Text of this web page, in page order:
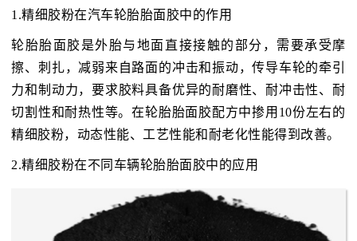
1.精细胶粉在汽车轮胎胎面胶中的作用
轮胎胎面胶是外胎与地面直接接触的部分，需要承受摩
擦、刺扎，减弱来自路面的冲击和振动，传导车轮的牵引
力和制动力，要求胶料具备优异的耐磨性、耐冲击性、耐
切割性和耐热性等。在轮胎胎面胶配方中掺用10份左右的
精细胶粉，动态性能、工艺性能和耐老化性能得到改善。
2.精细胶粉在不同车辆轮胎胎面胶中的应用